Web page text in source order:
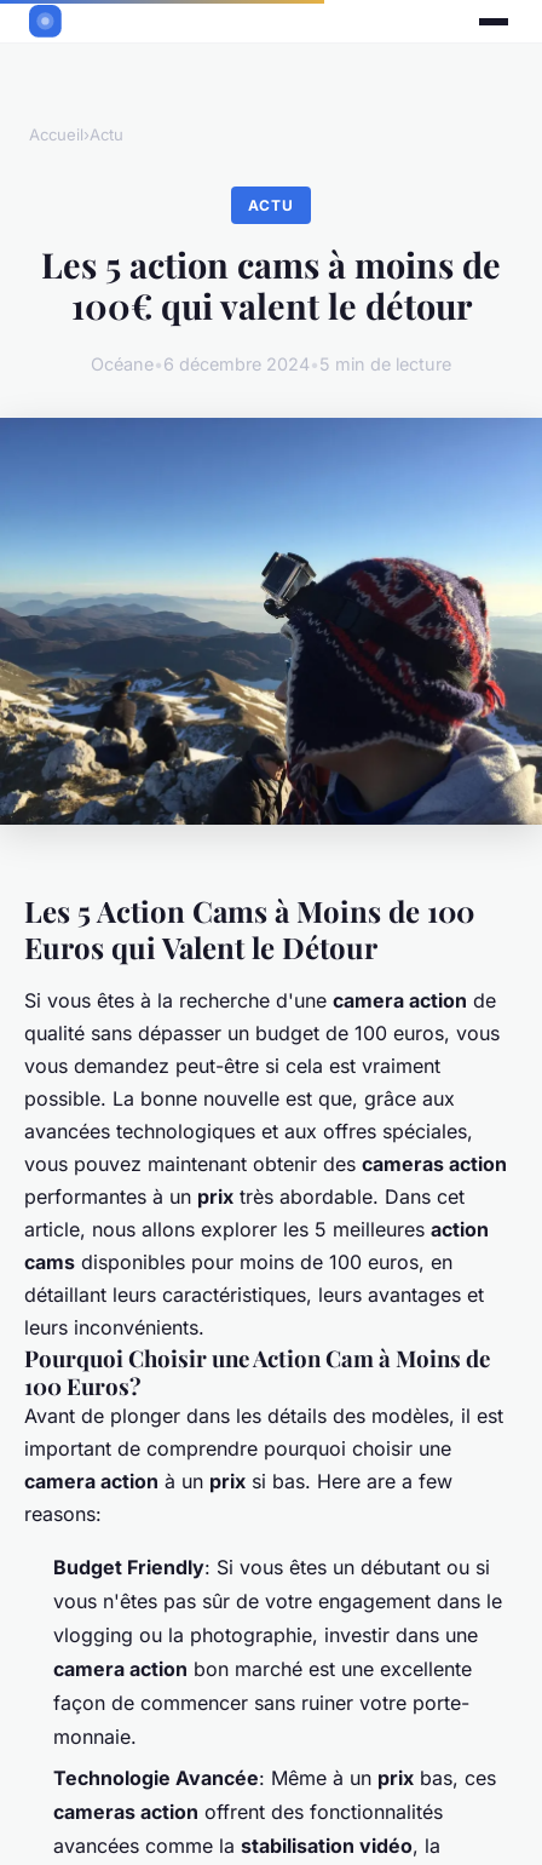
Accueil›Actu
ACTU
Les 5 action cams à moins de
100€ qui valent le détour
Océane•6 décembre 2024•5 min de lecture
Les 5 Action Cams à Moins de 100
Euros qui Valent le Détour
Si vous êtes à la recherche d'une camera action de
qualité sans dépasser un budget de 100 euros, vous
vous demandez peut-être si cela est vraiment
possible. La bonne nouvelle est que, grâce aux
avancées technologiques et aux offres spéciales,
vous pouvez maintenant obtenir des cameras action
performantes à un prix très abordable. Dans cet
article, nous allons explorer les 5 meilleures action
cams disponibles pour moins de 100 euros, en
détaillant leurs caractéristiques, leurs avantages et
leurs inconvénients.
Pourquoi Choisir une Action Cam à Moins de
100 Euros?
Avant de plonger dans les détails des modèles, il est
important de comprendre pourquoi choisir une
camera action à un prix si bas. Here are a few
reasons:
Budget Friendly: Si vous êtes un débutant ou si
vous n'êtes pas sûr de votre engagement dans le
vlogging ou la photographie, investir dans une
camera action bon marché est une excellente
façon de commencer sans ruiner votre porte-
monnaie.
Technologie Avancée: Même à un prix bas, ces
cameras action offrent des fonctionnalités
avancées comme la stabilisation vidéo, la